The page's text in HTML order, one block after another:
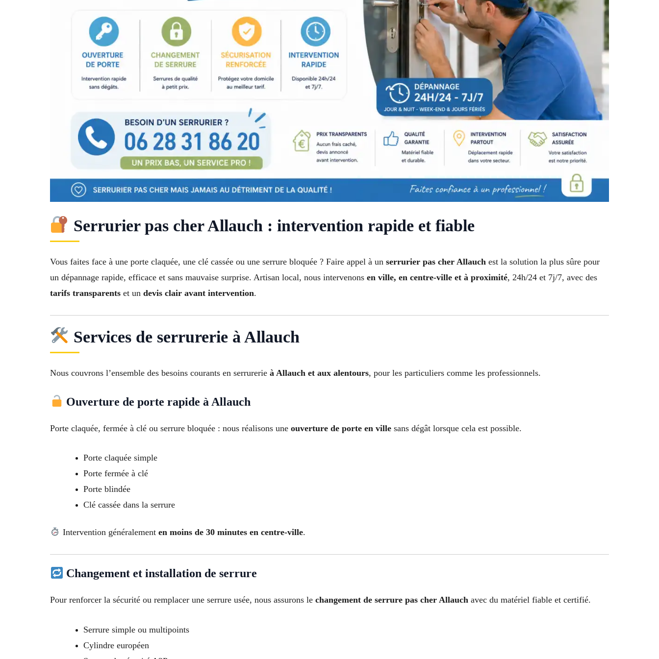
Serrurier pas cher Allauch : intervention rapide et fiable
Vous faites face à une porte claquée, une clé cassée ou une serrure bloquée ? Faire appel à un serrurier pas cher Allauch est la solution la plus sûre pour
un dépannage rapide, efficace et sans mauvaise surprise. Artisan local, nous intervenons en ville, en centre-ville et à proximité, 24h/24 et 7j/7, avec des
tarifs transparents et un devis clair avant intervention.
Services de serrurerie à Allauch
Nous couvrons l’ensemble des besoins courants en serrurerie à Allauch et aux alentours, pour les particuliers comme les professionnels.
Ouverture de porte rapide à Allauch
Porte claquée, fermée à clé ou serrure bloquée : nous réalisons une ouverture de porte en ville sans dégât lorsque cela est possible.
Porte claquée simple
Porte fermée à clé
Porte blindée
Clé cassée dans la serrure
Intervention généralement en moins de 30 minutes en centre-ville.
Changement et installation de serrure
Pour renforcer la sécurité ou remplacer une serrure usée, nous assurons le changement de serrure pas cher Allauch avec du matériel fiable et certifié.
Serrure simple ou multipoints
Cylindre européen